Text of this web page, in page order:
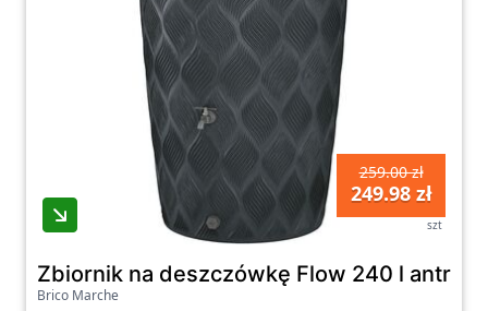
259.00 zł
249.98 zł
szt
Zbiornik na deszczówkę Flow 240 l
Brico Marche